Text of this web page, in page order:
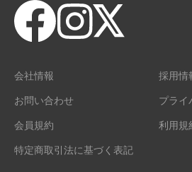
会社情報 採用情
お問い合わせ プライ
会員規約 利用規
特定商取引法に基づく表記